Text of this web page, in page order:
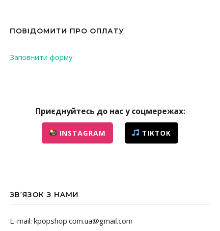
ПОВІДОМИТИ ПРО ОПЛАТУ
Заповнити форму
Приєднуйтесь до нас у соцмережах:
INSTAGRAM TIKTOK
ЗВ’ЯЗОК З НАМИ
E-mail: kpopshop.com.ua@gmail.com